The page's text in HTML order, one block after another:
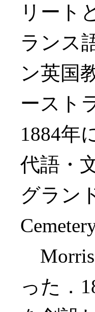
リート
ランス
ン英国
ースト
1884年
代語・
グラン
Morris
った．